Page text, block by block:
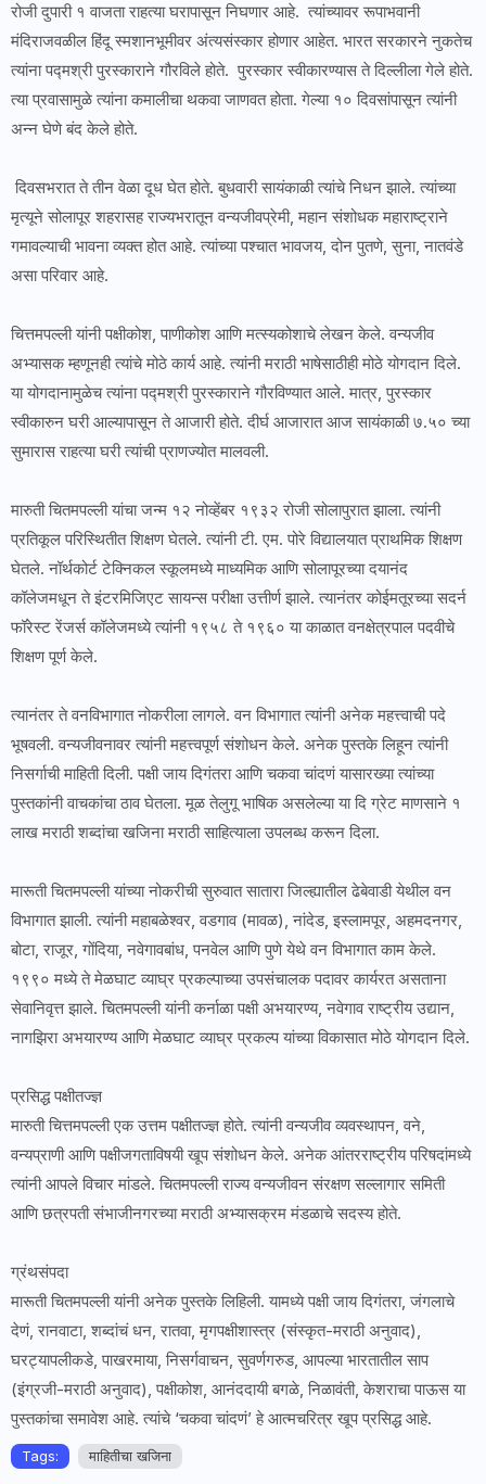
रोजी दुपारी १ वाजता राहत्या घरापासून निघणार आहे. त्यांच्यावर रूपाभवानी
मंदिराजवळील हिंदू स्मशानभूमीवर अंत्यसंस्कार होणार आहेत. भारत सरकारने नुकतेच
त्यांना पद्मश्री पुरस्काराने गौरविले होते. पुरस्कार स्वीकारण्यास ते दिल्लीला गेले होते.
त्या प्रवासामुळे त्यांना कमालीचा थकवा जाणवत होता. गेल्या १० दिवसांपासून त्यांनी
अन्न घेणे बंद केले होते.
दिवसभरात ते तीन वेळा दूध घेत होते. बुधवारी सायंकाळी त्यांचे निधन झाले. त्यांच्या
मृत्यूने सोलापूर शहरासह राज्यभरातून वन्यजीवप्रेमी, महान संशोधक महाराष्ट्राने
गमावल्याची भावना व्यक्त होत आहे. त्यांच्या पश्चात भावजय, दोन पुतणे, सुना, नातवंडे
असा परिवार आहे.
चित्तमपल्ली यांनी पक्षीकोश, पाणीकोश आणि मत्स्यकोशाचे लेखन केले. वन्यजीव
अभ्यासक म्हणूनही त्यांचे मोठे कार्य आहे. त्यांनी मराठी भाषेसाठीही मोठे योगदान दिले.
या योगदानामुळेच त्यांना पद्मश्री पुरस्काराने गौरविण्यात आले. मात्र, पुरस्कार
स्वीकारुन घरी आल्यापासून ते आजारी होते. दीर्घ आजारात आज सायंकाळी ७.५० च्या
सुमारास राहत्या घरी त्यांची प्राणज्योत मालवली.
मारुती चितमपल्ली यांचा जन्म १२ नोव्हेंबर १९३२ रोजी सोलापुरात झाला. त्यांनी
प्रतिकूल परिस्थितीत शिक्षण घेतले. त्यांनी टी. एम. पोरे विद्यालयात प्राथमिक शिक्षण
घेतले. नॉर्थकोर्ट टेक्निकल स्कूलमध्ये माध्यमिक आणि सोलापूरच्या दयानंद
कॉलेजमधून ते इंटरमिजिएट सायन्स परीक्षा उत्तीर्ण झाले. त्यानंतर कोईमतूरच्या सदर्न
फॉरेस्ट रेंजर्स कॉलेजमध्ये त्यांनी १९५८ ते १९६० या काळात वनक्षेत्रपाल पदवीचे
शिक्षण पूर्ण केले.
त्यानंतर ते वनविभागात नोकरीला लागले. वन विभागात त्यांनी अनेक महत्त्वाची पदे
भूषवली. वन्यजीवनावर त्यांनी महत्त्वपूर्ण संशोधन केले. अनेक पुस्तके लिहून त्यांनी
निसर्गाची माहिती दिली. पक्षी जाय दिगंतरा आणि चकवा चांदणं यासारख्या त्यांच्या
पुस्तकांनी वाचकांचा ठाव घेतला. मूळ तेलुगू भाषिक असलेल्या या दि ग्रेट माणसाने १
लाख मराठी शब्दांचा खजिना मराठी साहित्याला उपलब्ध करून दिला.
मारूती चितमपल्ली यांच्या नोकरीची सुरुवात सातारा जिल्ह्यातील ढेबेवाडी येथील वन
विभागात झाली. त्यांनी महाबळेश्वर, वडगाव (मावळ), नांदेड, इस्लामपूर, अहमदनगर,
बोटा, राजूर, गोंदिया, नवेगावबांध, पनवेल आणि पुणे येथे वन विभागात काम केले.
१९९० मध्ये ते मेळघाट व्याघ्र प्रकल्पाच्या उपसंचालक पदावर कार्यरत असताना
सेवानिवृत्त झाले. चितमपल्ली यांनी कर्नाळा पक्षी अभयारण्य, नवेगाव राष्ट्रीय उद्यान,
नागझिरा अभयारण्य आणि मेळघाट व्याघ्र प्रकल्प यांच्या विकासात मोठे योगदान दिले.
प्रसिद्ध पक्षीतज्ज्ञ
मारुती चित्तमपल्ली एक उत्तम पक्षीतज्ज्ञ होते. त्यांनी वन्यजीव व्यवस्थापन, वने,
वन्यप्राणी आणि पक्षीजगताविषयी खूप संशोधन केले. अनेक आंतरराष्ट्रीय परिषदांमध्ये
त्यांनी आपले विचार मांडले. चितमपल्ली राज्य वन्यजीवन संरक्षण सल्लागार समिती
आणि छत्रपती संभाजीनगरच्या मराठी अभ्यासक्रम मंडळाचे सदस्य होते.
ग्रंथसंपदा
मारूती चितमपल्ली यांनी अनेक पुस्तके लिहिली. यामध्ये पक्षी जाय दिगंतरा, जंगलाचे
देणं, रानवाटा, शब्दांचं धन, रातवा, मृगपक्षीशास्त्र (संस्कृत-मराठी अनुवाद),
घरट्यापलीकडे, पाखरमाया, निसर्गवाचन, सुवर्णगरुड, आपल्या भारतातील साप
(इंग्रजी-मराठी अनुवाद), पक्षीकोश, आनंददायी बगळे, निळावंती, केशराचा पाऊस या
पुस्तकांचा समावेश आहे. त्यांचे ‘चकवा चांदणं’ हे आत्मचरित्र खूप प्रसिद्ध आहे.
Tags: माहितीचा खजिना